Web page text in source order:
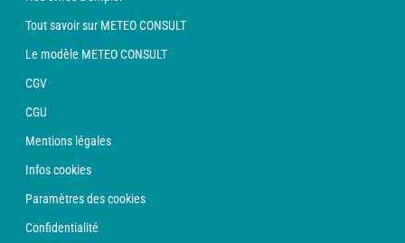
Tout savoir sur METEO CONSULT
Le modèle METEO CONSULT
CGV
CGU
Mentions légales
Infos cookies
Paramètres des cookies
Confidentialité